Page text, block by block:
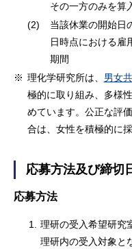
その一方のみを算
(2)
当該休業の開始日
日時点における雇
期間
※ 理化学研究所は、 男女
極的に取り組み、多様
めています。公正な評
合は、女性を積極的に採
応募方法及び締切
応募方法
1.
理研の受入希望研究
理研内の受入対象と